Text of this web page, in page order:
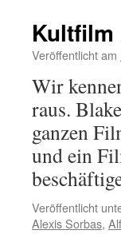
Kultfilm
Veröffentlicht am
Wir
raus.
ganzen
und ein
Veröffentlicht
Alexis Sorbas,